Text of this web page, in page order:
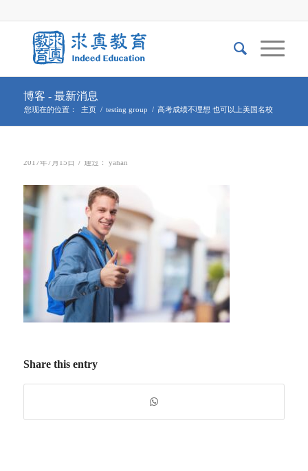
博客 - 最新消息
您现在的位置： 主页 / testing group / 高考成绩不理想 也可以上美国名校
2017年7月15日 / 通过： yahan
Share this entry